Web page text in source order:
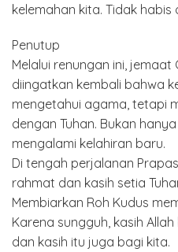
kelemahan kita. Tidak habis
Penutup
Melalui renungan ini, jemaat
diingatkan kembali bahwa
mengetahui agama, tetapi
dengan Tuhan. Bukan
mengalami kelahiran baru.
Di tengah perjalanan
rahmat dan kasih setia
Membiarkan Roh Kudus
Karena sungguh, kasih
dan kasih itu juga bagi kita.